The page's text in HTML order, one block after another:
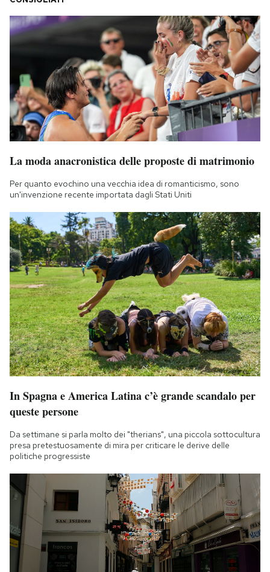
La moda anacronistica delle proposte di matrimonio
Per quanto evochino una vecchia idea di romanticismo, sono
un'invenzione recente importata dagli Stati Uniti
In Spagna e America Latina c’è grande scandalo per
queste persone
Da settimane si parla molto dei "therians", una piccola sottocultura
presa pretestuosamente di mira per criticare le derive delle
politiche progressiste